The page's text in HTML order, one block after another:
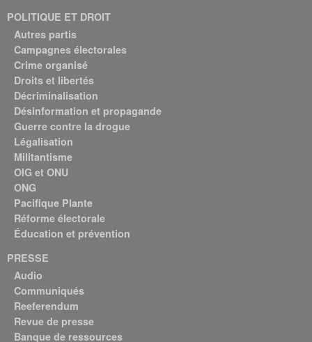
POLITIQUE ET DROIT
Autres partis
Campagnes électorales
Crime organisé
Droits et libertés
Décriminalisation
Désinformation et propagande
Guerre contre la drogue
Légalisation
Militantisme
OIG et ONU
ONG
Pacifique Plante
Réforme électorale
Éducation et prévention
PRESSE
Audio
Communiqués
Reeferendum
Revue de presse
Banque de ressources